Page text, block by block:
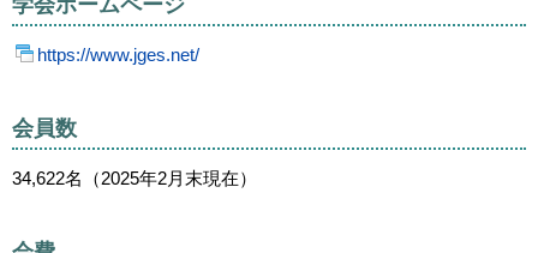
https://www.jges.net/
会員数
34,622名（2025年2月末現在）